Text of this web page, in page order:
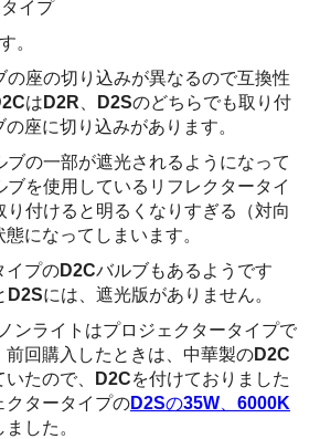
イプ
。
の座の切り込みが異なるので互換性
は D2R D2Sのどちらでも取り付
座に切り込みがあります。
ブの一部が遮光されるようになって
ブを使用しているリフレクタータイ
り付けると明るくなりすぎる（対向
になってしまいます。
イプのD2Cバルブもあるようです
D2Sには、遮光版がありません。
ンライトはプロジェクタータイプで
前回購入したときは、中華製のD2C
たので、
D2Cを付けておりました
クタータイプのD2Sの35W
6000K
した。